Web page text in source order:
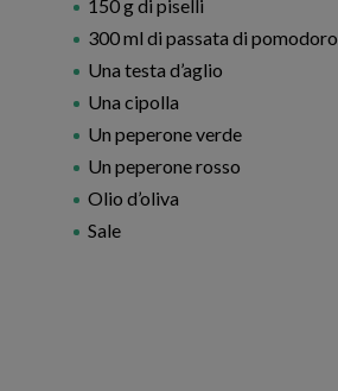
150 g di piselli
300 ml di passata di pomodoro
Una testa d’aglio
Una cipolla
Un peperone verde
Un peperone rosso
Olio d’oliva
Sale